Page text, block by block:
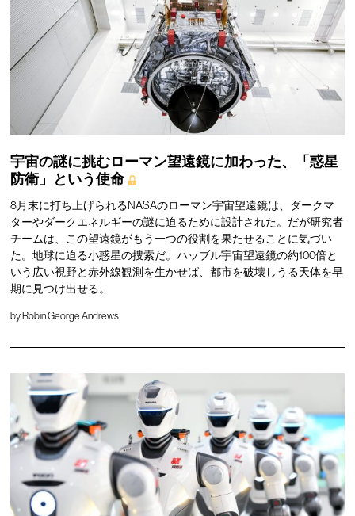
宇宙の謎に挑むローマン望遠鏡に加わった、「惑星
防衛」という使命
8月末に打ち上げられるNASAのローマン宇宙望遠鏡は、ダークマ
ターやダークエネルギーの謎に迫るために設計された。だが研究者
チームは、この望遠鏡がもう一つの役割を果たせることに気づい
た。地球に迫る小惑星の捜索だ。ハッブル宇宙望遠鏡の約100倍と
いう広い視野と赤外線観測を生かせば、都市を破壊しうる天体を早
期に見つけ出せる。
by Robin George Andrews